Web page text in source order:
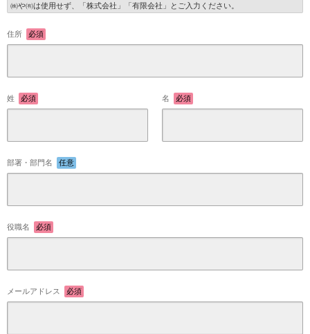
㈱や㈲は使用せず、「株式会社」「有限会社」とご入力ください。
住所 必須
姓 必須 名 必須
部署・部門名 任意
役職名 必須
メールアドレス 必須